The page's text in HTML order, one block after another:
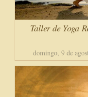
Taller de Yoga
domingo, 9 de